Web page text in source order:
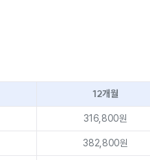
12개월
316,800원
382,800원